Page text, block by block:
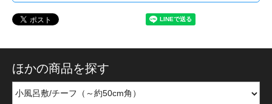
ほかの商品を探す